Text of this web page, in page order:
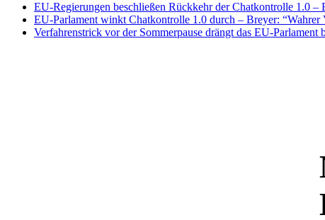
EU-Regierungen beschließen Rückkehr der Chatkontrolle 1.0
EU-Parlament winkt Chatkontrolle 1.0 durch – Breyer: “Wahrer
Verfahrenstrick vor der Sommerpause drängt das EU-Parlament